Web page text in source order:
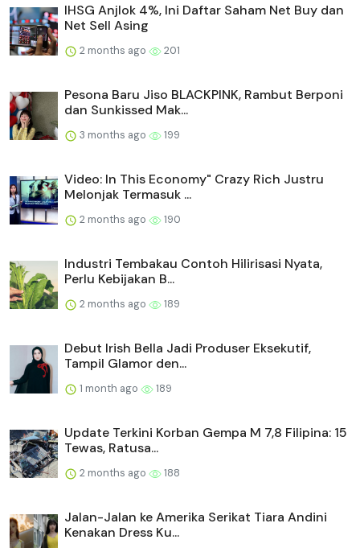
IHSG Anjlok 4%, Ini Daftar Saham Net Buy dan
Net Sell Asing
2 months ago 201
Pesona Baru Jiso BLACKPINK, Rambut Berponi
dan Sunkissed Mak...
3 months ago 199
Video: In This Economy" Crazy Rich Justru
Melonjak Termasuk ...
2 months ago 190
Industri Tembakau Contoh Hilirisasi Nyata,
Perlu Kebijakan B...
2 months ago 189
Debut Irish Bella Jadi Produser Eksekutif,
Tampil Glamor den...
1 month ago 189
Update Terkini Korban Gempa M 7,8 Filipina: 15
Tewas, Ratusa...
2 months ago 188
Jalan-Jalan ke Amerika Serikat Tiara Andini
Kenakan Dress Ku...